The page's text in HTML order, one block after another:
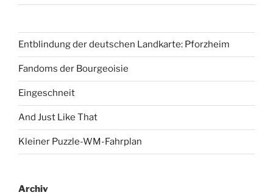
Entblindung der deutschen Landkarte: Pforzheim
Fandoms der Bourgeoisie
Eingeschneit
And Just Like That
Kleiner Puzzle-WM-Fahrplan
Archiv